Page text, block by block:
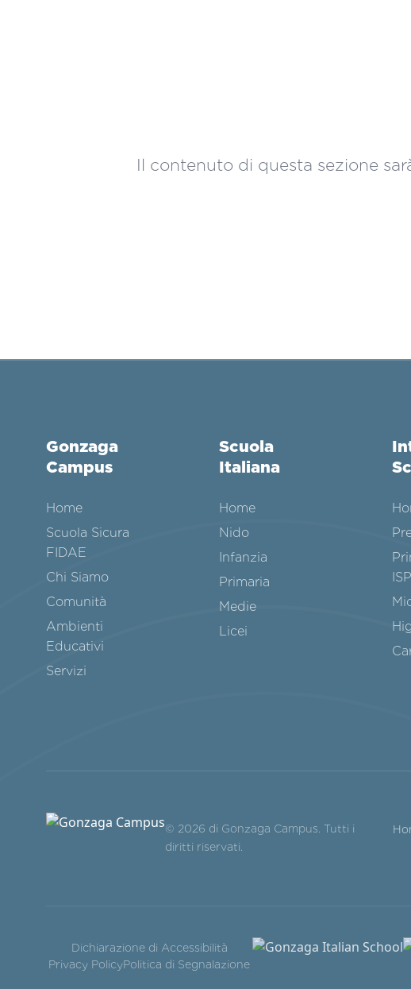
Il contenuto di questa sezione
Gonzaga
Campus
Home
Scuola Sicura
FIDAE
Chi Siamo
Comunità
Ambienti
Educativi
Servizi
Scuola
Italiana
Home
Nido
Infanzia
Primaria
Medie
Licei
ISP
© 2026 di Gonzaga Campus. Tutti i
diritti riservati.
Dichiarazione di Accessibilità
Privacy PolicyPolitica di Segnalazione